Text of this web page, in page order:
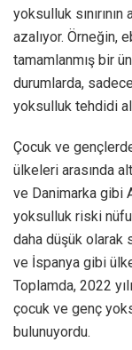
yoksulluk
azalıyor. Örneğin,
tamamlanmış bir
durumlarda,
yoksulluk tehdidi
Çocuk ve
ülkeleri arasında
ve Danimarka gibi
yoksulluk riski
daha düşük olarak
ve İspanya gibi
Toplamda, 2022
çocuk ve genç
bulunuyordu.